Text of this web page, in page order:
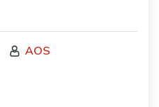
AOS